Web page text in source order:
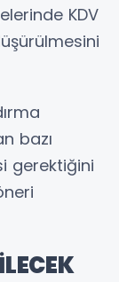
KDV
bazı
gerektiğini